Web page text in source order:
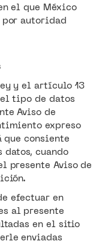
el que México
por autoridad
y el artículo 13
tipo de datos
Aviso de
expreso
consiente
cuando
presente Aviso de
efectuar en
al presente
en el sitio
enviadas